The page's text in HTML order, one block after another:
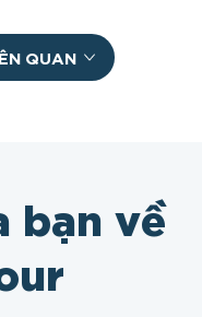
QUAN
bạn về